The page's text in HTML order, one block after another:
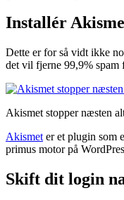
Installér
Dette er for så vidt ikke
det vil fjerne 99,9% spam
Akismet stopper næsten
Akismet er et plugin som
primus motor på
Skift dit login